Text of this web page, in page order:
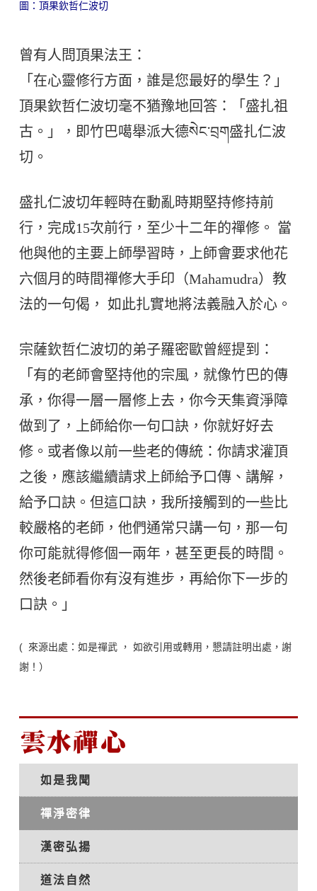
圖：頂果欽哲仁波切
曾有人問頂果法王：
「在心靈修行方面，誰是您最好的學生？」
頂果欽哲仁波切毫不猶豫地回答：「盛扎祖
古。」，即竹巴噶舉派大德སེང་བྲག盛扎仁波
切。
盛扎仁波切年輕時在動亂時期堅持修持前
行，完成15次前行，至少十二年的禪修。 當
他與他的主要上師學習時，上師會要求他花
六個月的時間禪修大手印（Mahamudra）教
法的一句偈， 如此扎實地將法義融入於心。
宗薩欽哲仁波切的弟子羅密歐曾經提到：
「有的老師會堅持他的宗風，就像竹巴的傳
承，你得一層一層修上去，你今天集資淨障
做到了，上師給你一句口訣，你就好好去
修。或者像以前一些老的傳統：你請求灌頂
之後，應該繼續請求上師給予口傳、講解，
給予口訣。但這口訣，我所接觸到的一些比
較嚴格的老師，他們通常只講一句，那一句
你可能就得修個一兩年，甚至更長的時間。
然後老師看你有沒有進步，再給你下一步的
口訣。」
( 來源出處：如是禪武 ， 如欲引用或轉用，懇請註明出處，謝
謝！）
雲水禪心
如是我聞
禪淨密律
漢密弘揚
道法自然